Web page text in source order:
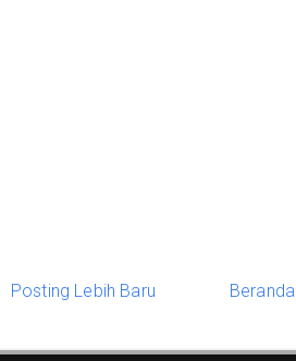
Posting Lebih Baru Beranda